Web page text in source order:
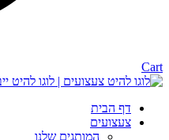
Cart
דף הבית
צעצועים
המותגים שלנו